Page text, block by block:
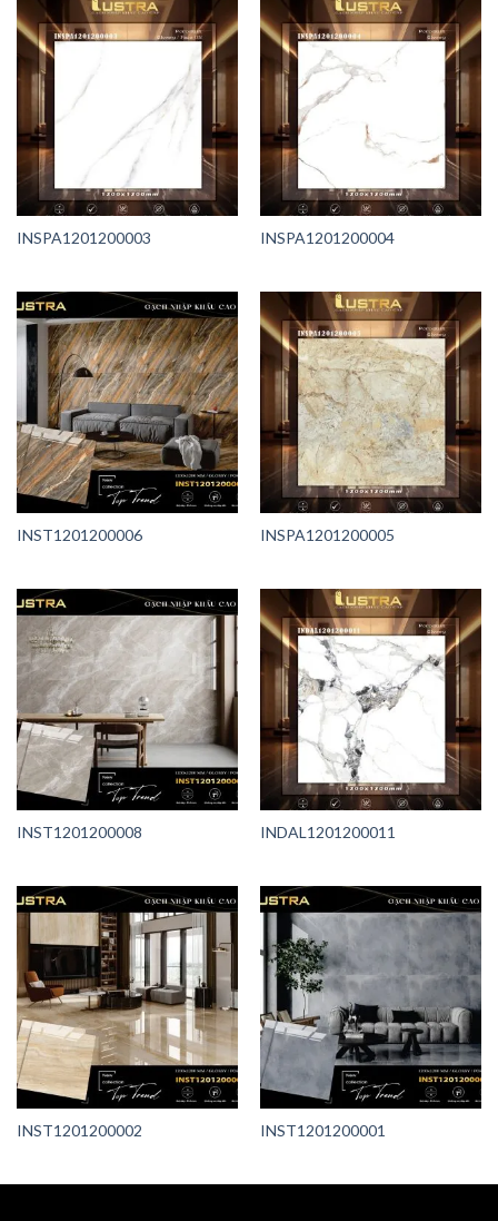
INSPA1201200003 INSPA1201200004
INST1201200006 INSPA1201200005
INST1201200008 INDAL1201200011
INST1201200002 INST1201200001